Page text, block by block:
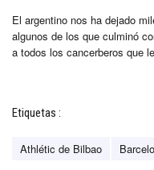
El argentino nos ha dejado
algunos de los que culminó
a todos los cancerberos que
Etiquetas :
Athlétic de Bilbao